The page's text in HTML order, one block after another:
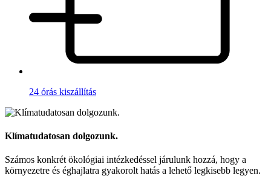
24 órás kiszállítás
Klímatudatosan dolgozunk.
Számos konkrét ökológiai intézkedéssel járulunk hozzá, hogy a
környezetre és éghajlatra gyakorolt hatás a lehető legkisebb legyen.